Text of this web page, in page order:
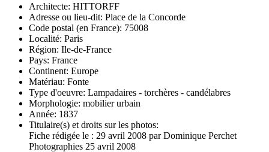
Architecte: HITTORFF
Adresse ou lieu-dit: Place de la Concorde
Code postal (en France): 75008
Localité: Paris
Région: Ile-de-France
Pays: France
Continent: Europe
Matériau: Fonte
Type d'oeuvre: Lampadaires - torchères - candélabres
Morphologie: mobilier urbain
Année: 1837
Titulaire(s) et droits sur les photos:
Fiche rédigée le : 29 avril 2008 par Dominique Perchet
Photographies 25 avril 2008